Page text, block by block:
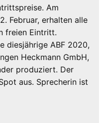
Am
Februar, erhalten alle
freien Eintritt.
diesjährige ABF 2020,
Heckmann GmbH,
produziert. Der
aus. Sprecherin ist